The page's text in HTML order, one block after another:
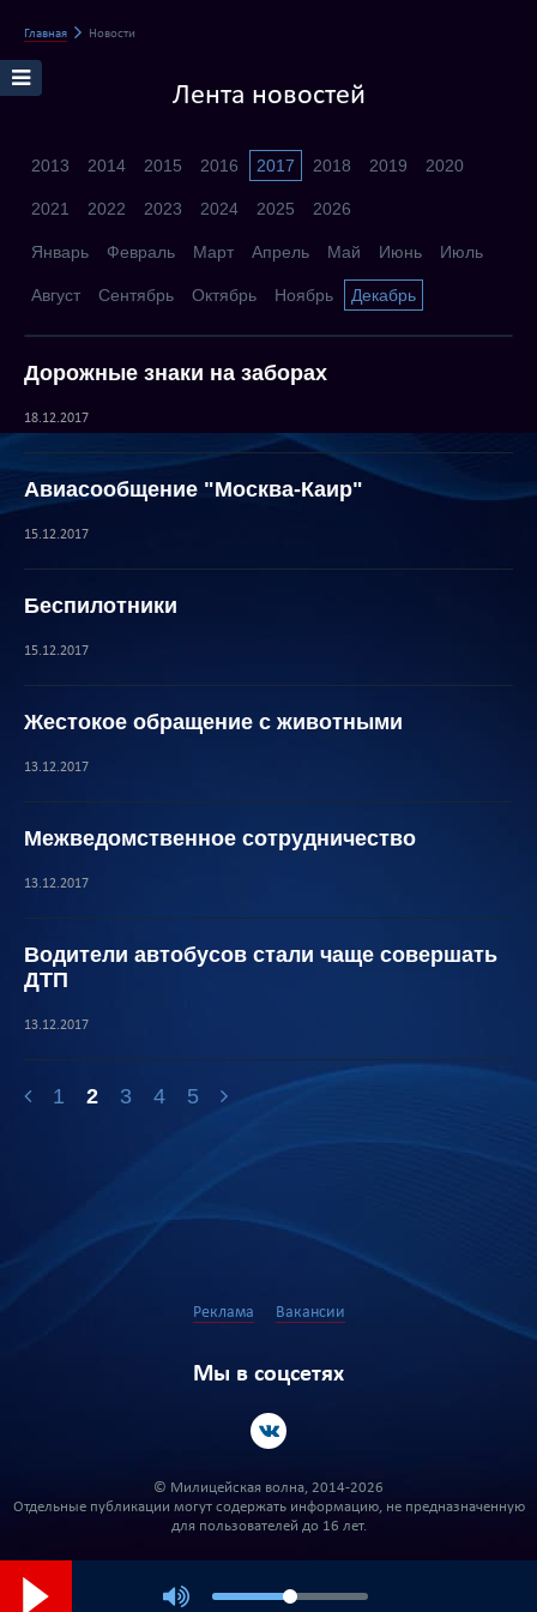
Главная Новости
Лента новостей
2013 2014 2015 2016 2017 2018 2019 2020
2021 2022 2023 2024 2025 2026
Январь Февраль Март Апрель Май Июнь Июль
Август Сентябрь Октябрь Ноябрь Декабрь
Дорожные знаки на заборах
18.12.2017
Авиасообщение "Москва-Каир"
15.12.2017
Беспилотники
15.12.2017
Жестокое обращение с животными
13.12.2017
Межведомственное сотрудничество
13.12.2017
Водители автобусов стали чаще совершать
ДТП
13.12.2017
1 2 3 4 5
Реклама Вакансии
Мы в соцсетях
© Милицейская волна, 2014-2026
Отдельные публикации могут содержать информацию, не предназначенную
для пользователей до 16 лет.